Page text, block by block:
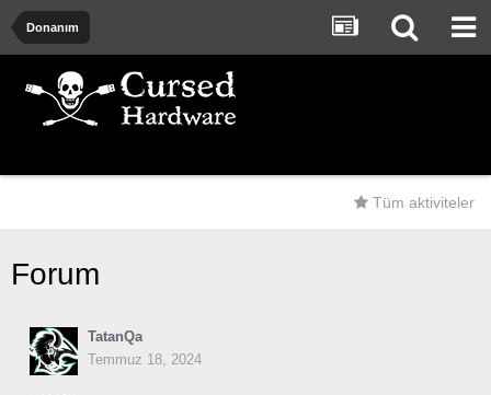
Donanım
Tüm aktiviteler
Forum
TatanQa
Temmuz 18, 2024